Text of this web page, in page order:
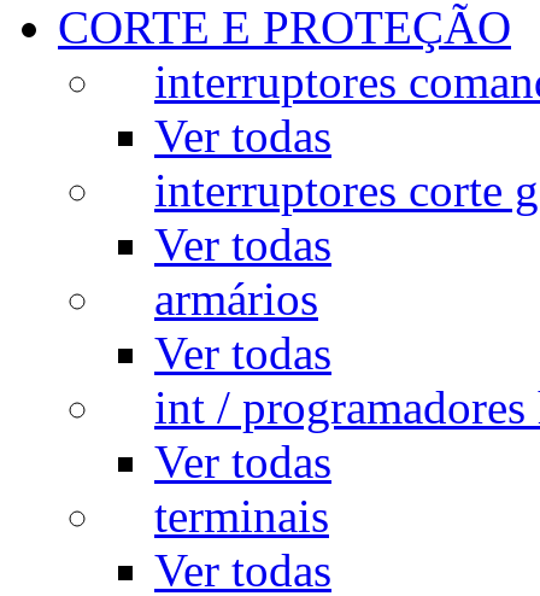
CORTE E PROTEÇÃO
interruptores
Ver todas
interruptores corte
Ver todas
armários
Ver todas
int / programadores
Ver todas
terminais
Ver todas